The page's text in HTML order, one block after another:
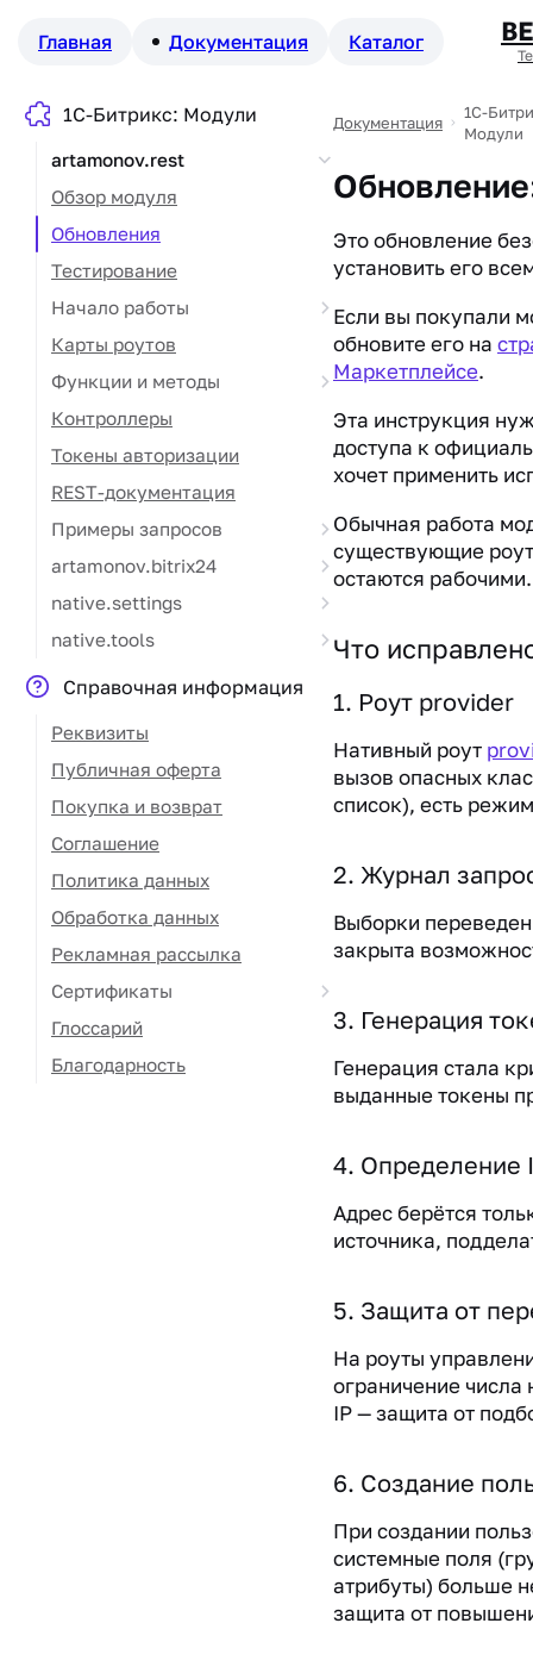
Главная Документация Каталог
1С-Битрикс: Модули
artamonov.rest
Обзор модуля
Обновления
Тестирование
Начало работы
Карты роутов
Функции и методы
Контроллеры
Токены авторизации
REST-документация
Примеры запросов
artamonov.bitrix24
native.settings
native.tools
Справочная информация
Реквизиты
Публичная оферта
Покупка и возврат
Соглашение
Политика данных
Обработка данных
Рекламная рассылка
Сертификаты
Глоссарий
Благодарность
Документация
1С-
Модули
Это обновление
установить его
Если вы покупали
обновите его на
Маркетплейсе.
Эта инструкция
доступа к
хочет применить
Обычная работа
существующие
остаются рабочими.
Что
1. Роут provider
Нативный роут
вызов опасных
список), есть
2. Журнал
Выборки
закрыта
3. Генерация
Генерация стала
выданные токены
4. Определение
Адрес берётся
источника,
5. Защита от
На роуты
ограничение числа
IP — защита от
6. Создание
При создании
системные поля
атрибуты) больше
защита от